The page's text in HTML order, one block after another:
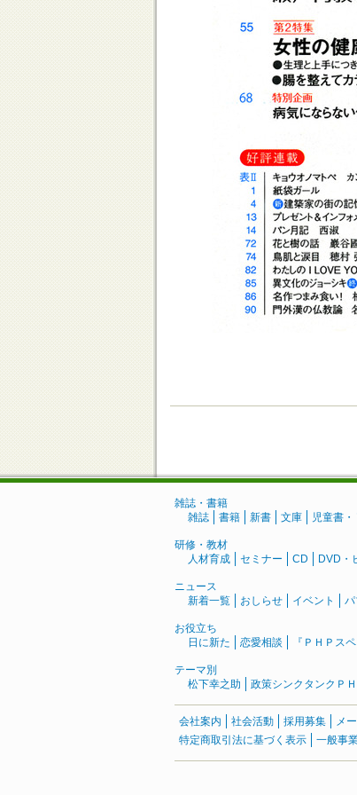
雑誌・書籍
雑誌
書籍 新書 文庫 児童書・
研修・教材
人材育成
セミナー CD DVD・
ニュース
新着一覧
おしらせ イベント パ
お役立ち
日に新た
恋愛相談 『ＰＨＰス
テーマ別
松下幸之助
政策シンクタンクＰ
会社案内 社会活動 採用募集 メ
特定商取引法に基づく表示
一般事